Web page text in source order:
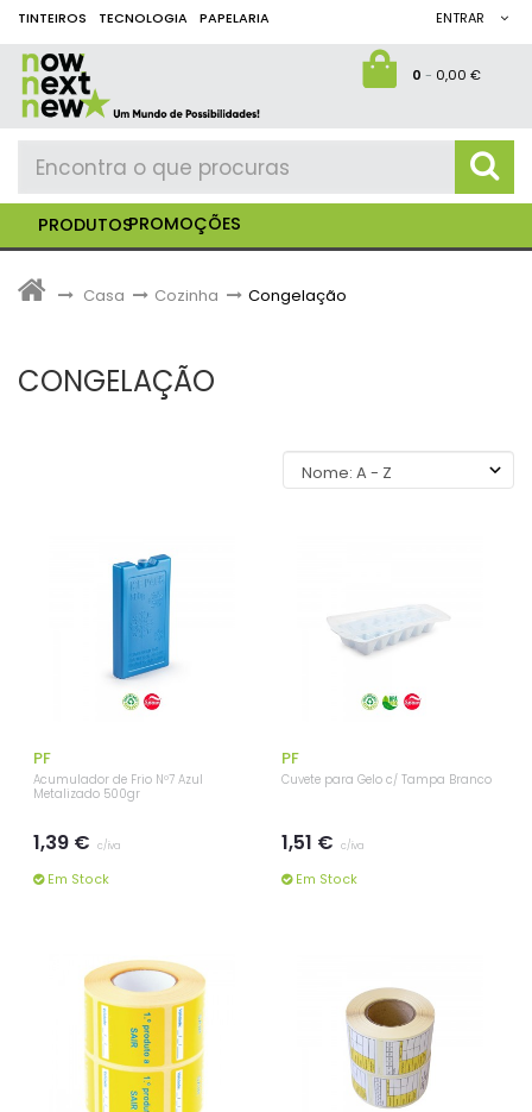
TINTEIROS TECNOLOGIA PAPELARIA ENTRAR
0- 0,00 €
PRODUTOSPROMOÇÕES
> Casa > Cozinha > Congelação
CONGELAÇÃO
PF
Acumulador de Frio Nº7 Azul
Metalizado 500gr
1,39 € c/iva
Em Stock
PF
Cuvete para Gelo c/ Tampa Branco
1,51 € c/iva
Em Stock